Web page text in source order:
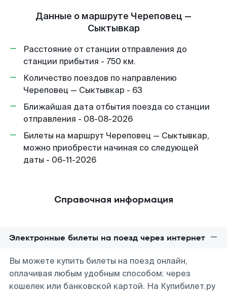
Данные о маршруте Череповец —
Сыктывкар
Расстояние от станции отправления до
станции прибытия - 750 км.
Количество поездов по направлению
Череповец — Сыктывкар - 63
Ближайшая дата отбытия поезда со станции
отправления - 08-08-2026
Билеты на маршрут Череповец — Сыктывкар,
можно приобрести начиная со следующей
даты - 06-11-2026
Справочная информация
Электронные билеты на поезд через интернет
Вы можете купить билеты на поезд онлайн,
оплачивая любым удобным способом: через
кошелек или банковской картой. На Купибилет.ру